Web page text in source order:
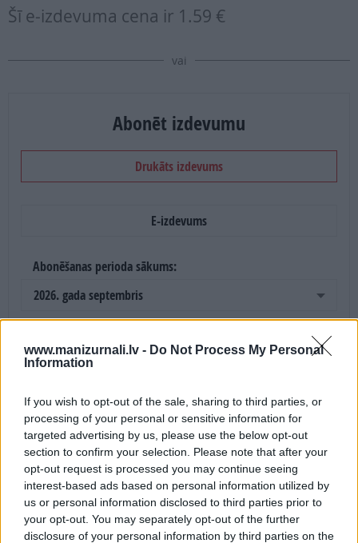
www.manizurnali.lv - Do Not Process My Personal
Information
If you wish to opt-out of the sale, sharing to third parties, or
processing of your personal or sensitive information for
targeted advertising by us, please use the below opt-out
section to confirm your selection. Please note that after your
opt-out request is processed you may continue seeing
interest-based ads based on personal information utilized by
us or personal information disclosed to third parties prior to
your opt-out. You may separately opt-out of the further
disclosure of your personal information by third parties on the
Šī e-izdevuma cena ir 1.59 €
vai
Abonēt izdevumu
Drukāts izdevums
E-izdevums
Abonēšanas perioda sākums:
2026. gada septembris
Mēnešu skaits:
4 mēneši /20.00 Eur
8 izdevumi / 2.50 Eur par izdevumu *
*Visas cenas portālā ManiZurnali.lv norādītas € ar PVN.
Žurnālu izdevumu skaits var atšķirties, kā to nosaka Lietošanas
noteikumi